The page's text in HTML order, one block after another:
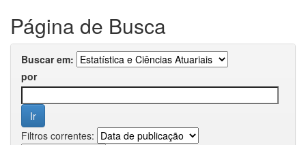
Página de Busca
Buscar em:
por
Filtros correntes: